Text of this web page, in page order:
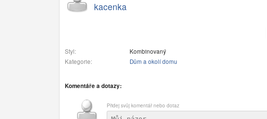
kacenka
Styl:
Kombinovaný
Kategorie:
Dům a okolí domu
Komentáře a dotazy:
Přidej svůj komentář nebo dotaz